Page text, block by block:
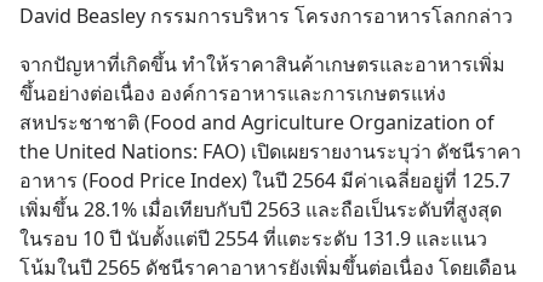
David Beasley กรรมการบริหาร โครงการอาหารโลกกล่าว
จากปัญหาที่เกิดขึ้น ทำให้ราคาสินค้าเกษตรและอาหารเพิ่ม
ขึ้นอย่างต่อเนื่อง องค์การอาหารและการเกษตรแห่ง
สหประชาชาติ (Food and Agriculture Organization of
the United Nations: FAO) เปิดเผยรายงานระบุว่า ดัชนีราคา
อาหาร (Food Price Index) ในปี 2564 มีค่าเฉลี่ยอยู่ที่ 125.7
เพิ่มขึ้น 28.1% เมื่อเทียบกับปี 2563 และถือเป็นระดับที่สูงสุด
ในรอบ 10 ปี นับตั้งแต่ปี 2554 ที่แตะระดับ 131.9 และแนว
โน้มในปี 2565 ดัชนีราคาอาหารยังเพิ่มขึ้นต่อเนื่อง โดยเดือน